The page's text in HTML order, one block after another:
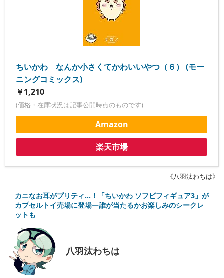
ちいかわ なんか小さくてかわいいやつ（６） (モー
ニングコミックス)
￥1,210
(価格・在庫状況は記事公開時点のものです)
Amazon
楽天市場
《八羽汰わちは》
カニなお耳がプリティ…！「ちいかわ ソフビフィギュア3」が
カプセルトイ売場に登場―誰が当たるかお楽しみのシークレ
ットも
八羽汰わちは